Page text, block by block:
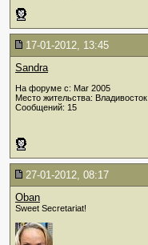
17-01-2012, 13:45
Sandra
На форуме с: Mar 2005
Место жительства: Владивосток
Сообщений: 15
27-01-2012, 08:17
Oban
Sweet Secretariat!